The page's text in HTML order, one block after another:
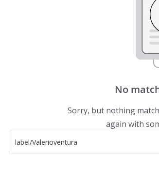
No
Sorry, but nothing
again with